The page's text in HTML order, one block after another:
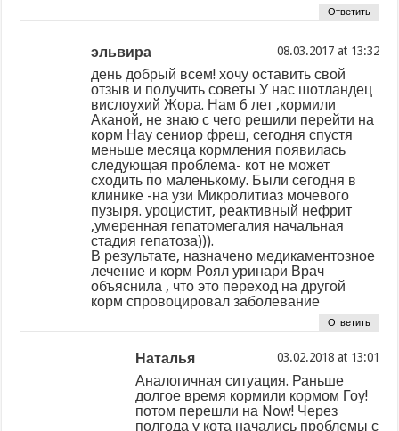
Ответить
эльвира at
день добрый всем! хочу оставить свой
отзыв и получить советы У нас шотландец
вислоухий Жора. Нам 6 лет ,кормили
Аканой, не знаю с чего решили перейти на
корм Нау сениор фреш, сегодня спустя
меньше месяца кормления появилась
следующая проблема- кот не может
сходить по маленькому. Были сегодня в
клинике -на узи Микролитиаз мочевого
пузыря. уроцистит, реактивный нефрит
,умеренная гепатомегалия начальная
стадия гепатоза))).
В результате, назначено медикаментозное
лечение и корм Роял уринари Врач
объяснила , что это переход на другой
корм спровоцировал заболевание
Ответить
Наталья at
Аналогичная ситуация. Раньше
долгое время кормили кормом Гоу!
потом перешли на Now! Через
полгода у кота начались проблемы с